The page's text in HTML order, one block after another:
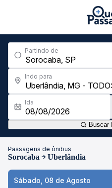
Partindo de
Indo para
Ida
Buscar
Passagens de ônibus
Sorocaba Uberlândia
Sábado, 08 de Agosto